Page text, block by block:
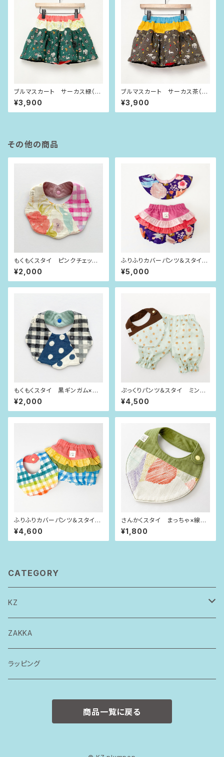
ブルマスカート サーカス緑（8
0size）
¥3,900
ブルマスカート サーカス茶（8
0size）
¥3,900
その他の商品
もくもくスタイ ピンクチェック×
お花
¥2,000
ふりふりカバーパンツ＆スタイ
紫×ピンクフラワー（80size）
¥5,000
もくもくスタイ 黒ギンガム×イ
ンディゴブルー水玉
¥2,000
ぷっくりパンツ＆スタイ ミント
グリーン×ブロンズドット（80si
ze）
¥4,500
ふりふりカバーパンツ＆スタイ
にじいろチェック（80size）
¥4,600
さんかくスタイ まっちゃ×線も
よう
¥1,800
CATEGORY
KZ
トップス
ボトムス
ZAKKA
ラッピング
商品一覧に戻る